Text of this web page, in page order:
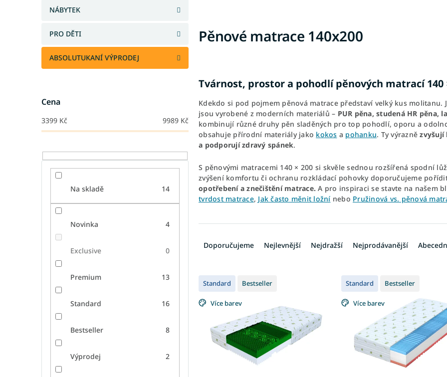
NÁBYTEK
PRO DĚTI
ABSOLUTUKANÍ VÝPRODEJ
Cena
3399 Kč 9989 Kč
Na skladě 14
Novinka 4
Exclusive 0
Premium 13
Standard 16
Bestseller 8
Výprodej 2
Pěnové matrace 140x200
Tvárnost, prostor a pohodlí pěnových matrací 140
Kdekdo si pod pojmem pěnová matrace představí velký kus molitanu.
jsou vyrobené z moderních materiálů – PUR pěna, studená HR pěna,
kombinují různé druhy pěn sladěných pro top pohodlí, oporu a
obsahuje přírodní materiály jako kokos a pohanku. Ty výraznězvyšují
a podporují zdravý spánek.
S pěnovými matracemi 140 × 200 si skvěle sednou rozšířená spodní
zvýšení komfortu či ochranu rozkládací pohovky doporučujeme
opotřebení a znečištění matrace. A pro inspiraci se stavte na našem
tvrdost matrace, Jak často měnit ložní nebo Pružinová vs. pěnová
n
p
r
Doporučujeme Nejlevnější Nejdražší Nejprodávanější
V
ý
p
i
Standard Bestseller
Více barev
Standard Bestseller
Více barev